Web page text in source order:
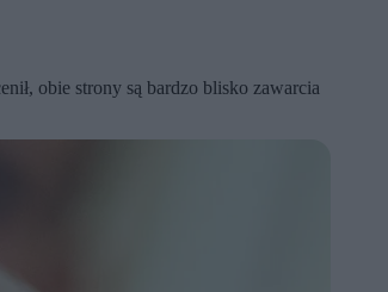
obie strony są bardzo blisko zawarcia